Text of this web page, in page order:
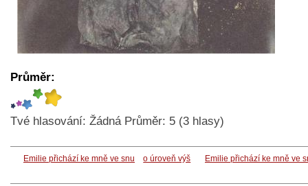
Průměr:
Tvé hlasování: Žádná Průměr: 5 (3 hlasy)
Emilie přichází ke mně ve snu o úroveň výš Emilie přichází ke mně ve